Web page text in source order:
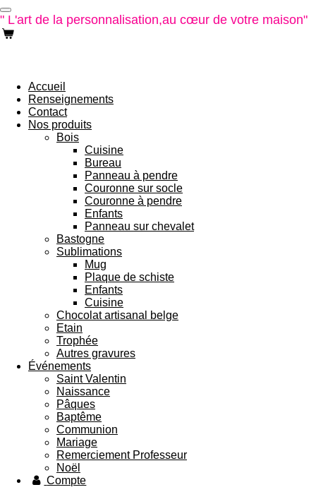
Passer
au
contenu
" L'art de la personnalisation,au cœur de votre maison"
Accueil
Renseignements
Contact
Nos produits
Bois
Cuisine
Bureau
Panneau à pendre
Couronne sur socle
Couronne à pendre
Enfants
Panneau sur chevalet
Bastogne
Sublimations
Mug
Plaque de schiste
Enfants
Cuisine
Chocolat artisanal belge
Etain
Trophée
Autres gravures
Événements
Saint Valentin
Naissance
Pâques
Baptême
Communion
Mariage
Remerciement Professeur
Noël
Compte